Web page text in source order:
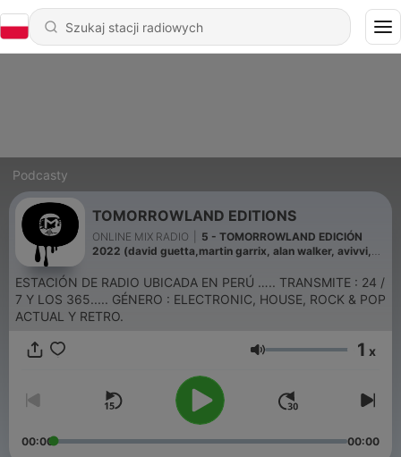
Podcasty
TOMORROWLAND EDITIONS
ONLINE MIX RADIO
5 - TOMORROWLAND EDICIÓN
2022 (david guetta,martin garrix, alan walker, avivvi,
ESTACIÓN DE RADIO UBICADA EN PERÚ ….. TRANSMITE : 24 /
7 Y LOS 365..... GÉNERO : ELECTRONIC, HOUSE, ROCK & POP
ACTUAL Y RETRO.
Głośność 1 x
00:00 00:00